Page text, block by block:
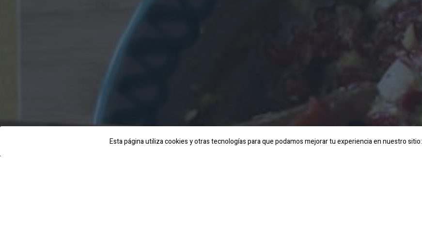
Esta página utiliza cookies y otras tecnologías para que podamos mejorar tu experiencia en nuestro sitio: